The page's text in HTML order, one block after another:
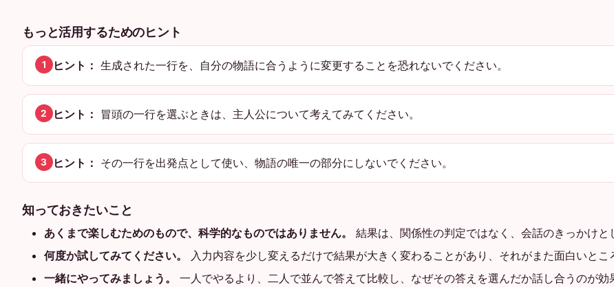
もっと活用するためのヒント
1 ヒント： 生成された一行を、自分の物語に合うように変更することを恐れないでください。
2 ヒント： 冒頭の一行を選ぶときは、主人公について考えてみてください。
3 ヒント： その一行を出発点として使い、物語の唯一の部分にしないでください。
知っておきたいこと
あくまで楽しむためのもので、科学的なものではありません。
結果は、関係性の判定ではなく、会話のきっかけと
何度か試してみてください。
入力内容を少し変えるだけで結果が大きく変わることがあり、それがまた面白いとこ
一緒にやってみましょう。
一人でやるより、二人で並んで答えて比較し、なぜその答えを選んだか話し合うのが効